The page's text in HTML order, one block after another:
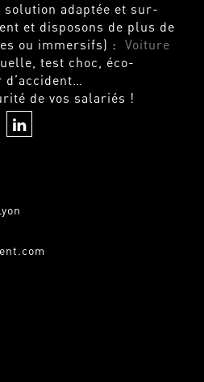
solution adaptée et sur-
et disposons de plus de
ou immersifs) : Voiture
test choc, éco-
de vos salariés !